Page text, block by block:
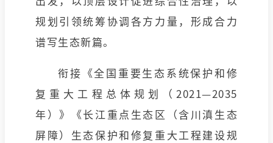
规划引领统筹协调各方力量，形成合力
谱写生态新篇。
衔接《全国重要生态系统保护和修
复重大工程总体规划（2021—2035
年）》《长江重点生态区（含川滇生态
屏障）生态保护和修复重大工程建设规